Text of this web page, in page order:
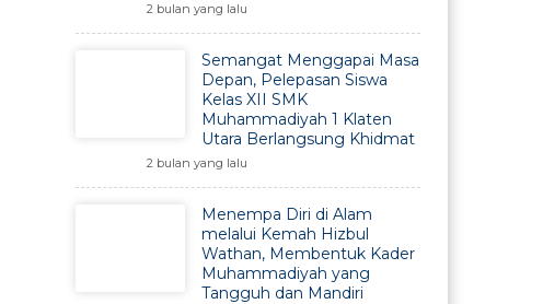
2 bulan yang lalu
Semangat Menggapai Masa
Depan, Pelepasan Siswa
Kelas XII SMK
Muhammadiyah 1 Klaten
Utara Berlangsung Khidmat
2 bulan yang lalu
Menempa Diri di Alam
melalui Kemah Hizbul
Wathan, Membentuk Kader
Muhammadiyah yang
Tangguh dan Mandiri